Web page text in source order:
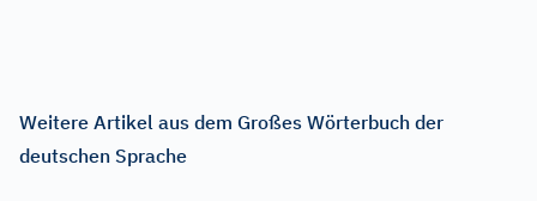
Weitere Artikel aus dem Großes Wörterbuch der
deutschen Sprache